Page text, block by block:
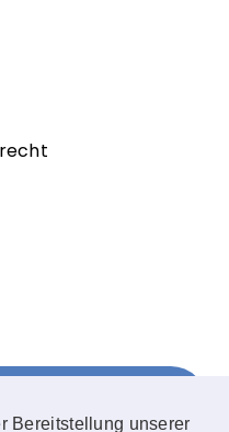
Bereitstellung unserer